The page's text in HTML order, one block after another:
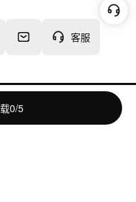
0/5
客服
良信息举报中心